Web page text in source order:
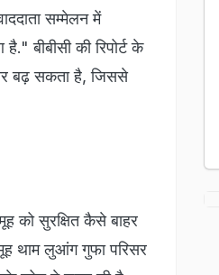
सम्मेलन में
बीबीसी की रिपोर्ट के
बढ़ सकता है, जिससे
को सुरक्षित कैसे बाहर
थाम लुआंग गुफा परिसर